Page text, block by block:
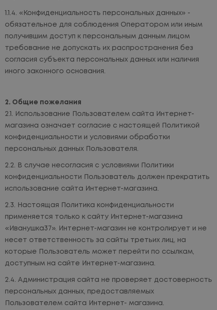
«Конфиденциальность персональных данных» -
обязательное для соблюдения Оператором или иным
получившим доступ к персональным данным лицом
требование не допускать их распространения без
согласия субъекта персональных данных или наличия
иного законного основания.
Общие пожелания
Использование Пользователем сайта Интернет-
магазина означает согласие с настоящей Политикой
конфиденциальности и условиями обработки
персональных данных Пользователя.
В случае несогласия с условиями Политики
конфиденциальности Пользователь должен прекратить
использование сайта Интернет-магазина.
Настоящая Политика конфиденциальности
применяется только к сайту Интернет-магазина
«Иванушка37». Интернет-магазин не контролирует и не
несет ответственность за сайты третьих лиц, на
которые Пользователь может перейти по ссылкам,
доступным на сайте Интернет-магазина.
Администрация сайта не проверяет достоверность
персональных данных, предоставляемых
Пользователем сайта Интернет- магазина.